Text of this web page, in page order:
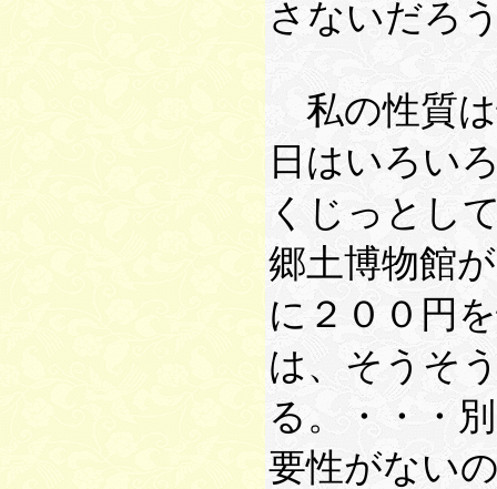
さないだろ
私の性質は
日はいろい
くじっとし
郷土博物館
に２００円
は、そうそ
る。・・・
要性がない